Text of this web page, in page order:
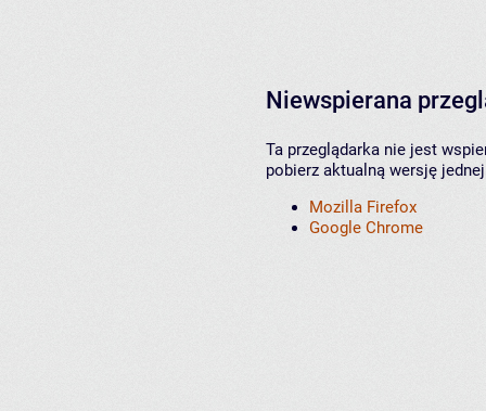
Niewspierana
Ta przeglądarka nie jest
pobierz aktualną wersję
Mozilla Firefox
Google Chrome